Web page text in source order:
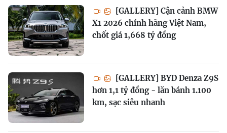
[GALLERY] Cận cảnh BMW
X1 2026 chính hãng Việt Nam,
chốt giá 1,668 tỷ đồng
[GALLERY] BYD Denza Z9S
hơn 1,1 tỷ đồng - lăn bánh 1.100
km, sạc siêu nhanh